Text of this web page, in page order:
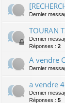
Dernier
TOURAN
Dernier
Réponses : 2
A vendre
Dernier
a vendre
Dernier
Réponses : 5